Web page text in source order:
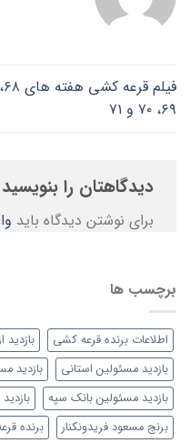
فیلم قرعه کشی هفته های ۶۸،
۶۹، ۷۰ و ۷۱
دیدگاهتان را بنویسید
برای نوشتن دیدگاه باید
برچسب ها
اطلاعات برنده قرعه کشی
بازدید
بازدید مسئولین استانی
بازدید
بازدید مسئولین بانک سپه
برنج مسعود فریدونکنار
برنده